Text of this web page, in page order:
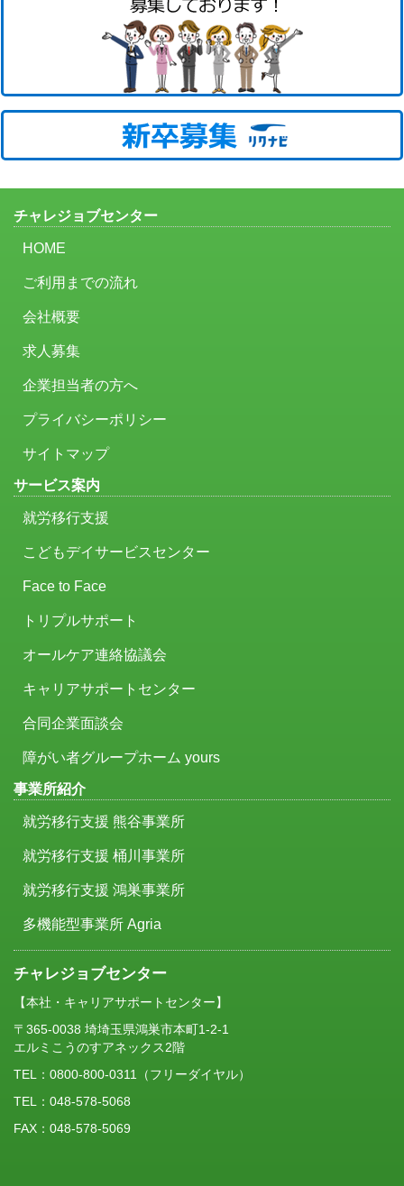
チャレジョブセンター
HOME
ご利用までの流れ
会社概要
求人募集
企業担当者の方へ
プライバシーポリシー
サイトマップ
サービス案内
就労移行支援
こどもデイサービスセンター
Face to Face
トリプルサポート
オールケア連絡協議会
キャリアサポートセンター
合同企業面談会
障がい者グループホーム yours
事業所紹介
就労移行支援 熊谷事業所
就労移行支援 桶川事業所
就労移行支援 鴻巣事業所
多機能型事業所 Agria
チャレジョブセンター
【本社・キャリアサポートセンター】
〒365-0038 埼埼玉県鴻巣市本町1-2-1
エルミこうのすアネックス2階
TEL： 0800-800-0311
（フリーダイヤル）
TEL：048-578-5068
FAX：048-578-5069